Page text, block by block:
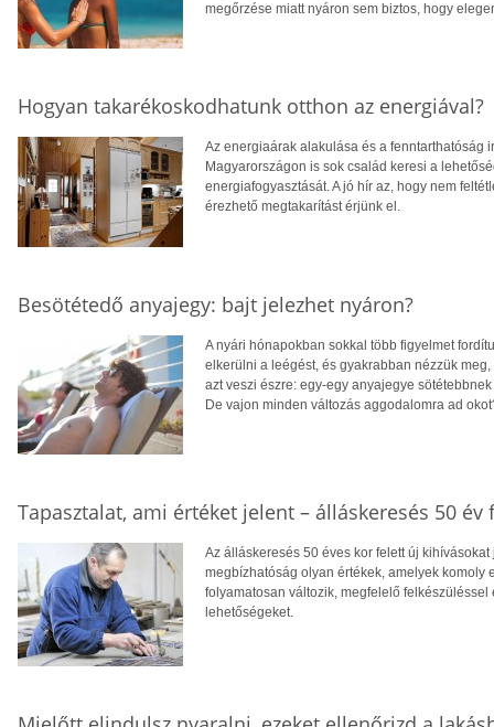
megőrzése miatt nyáron sem biztos, hogy
Hogyan takarékoskodhatunk otthon az energiával?
Az energiaárak alakulása és a fenntarthatóság
Magyarországon is sok család keresi a
energiafogyasztását. A jó hír az, hogy nem
érezhető megtakarítást érjünk el.
Besötétedő anyajegy: bajt jelezhet nyáron?
A nyári hónapokban sokkal több figyelmet
elkerülni a leégést, és gyakrabban nézzük
azt veszi észre: egy-egy anyajegye
De vajon minden változás aggodalomra ad
Tapasztalat, ami értéket jelent – álláskeresés 50 év
Az álláskeresés 50 éves kor felett új
megbízhatóság olyan értékek, amelyek komoly
folyamatosan változik, megfelelő
lehetőségeket.